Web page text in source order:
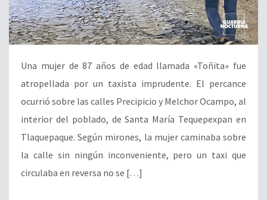
Una mujer de 87 años de edad llamada «Toñita» fue
atropellada por un taxista imprudente. El percance
ocurrió sobre las calles Precipicio y Melchor Ocampo, al
interior del poblado, de Santa María Tequepexpan en
Tlaquepaque. Según mirones, la mujer caminaba sobre
la calle sin ningún inconveniente, pero un taxi que
circulaba en reversa no se […]